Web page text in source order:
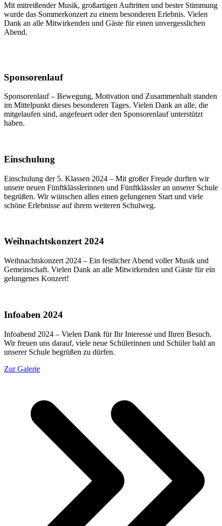
Mit mitreißender Musik, großartigen Auftritten und bester Stimmung
wurde das Sommerkonzert zu einem besonderen Erlebnis. Vielen
Dank an alle Mitwirkenden und Gäste für einen unvergesslichen
Abend.
Sponsorenlauf
Sponsorenlauf – Bewegung, Motivation und Zusammenhalt standen
im Mittelpunkt dieses besonderen Tages. Vielen Dank an alle, die
mitgelaufen sind, angefeuert oder den Sponsorenlauf unterstützt
haben.
Einschulung
Einschulung der 5. Klassen 2024 – Mit großer Freude durften wir
unsere neuen Fünftklässlerinnen und Fünftklässler an unserer Schule
begrüßen. Wir wünschen allen einen gelungenen Start und viele
schöne Erlebnisse auf ihrem weiteren Schulweg.
Weihnachtskonzert 2024
Weihnachtskonzert 2024 – Ein festlicher Abend voller Musik und
Gemeinschaft. Vielen Dank an alle Mitwirkenden und Gäste für ein
gelungenes Konzert!
Infoaben 2024
Infoabend 2024 – Vielen Dank für Ihr Interesse und Ihren Besuch.
Wir freuen uns darauf, viele neue Schülerinnen und Schüler bald an
unserer Schule begrüßen zu dürfen.
Zur Galerie